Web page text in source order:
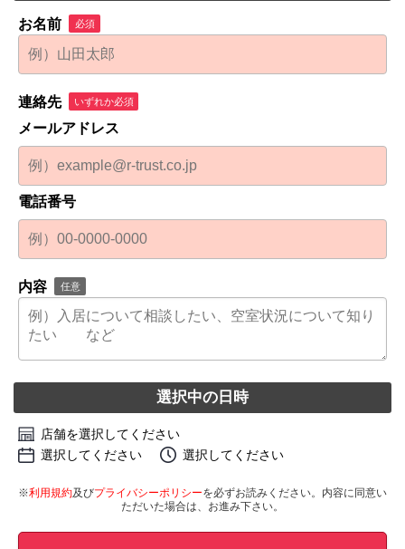
お名前 必須
連絡先 いずれか必須
メールアドレス
電話番号
内容 任意
選択中の日時
店舗を選択してください
選択してください
選択してください
※利用規約及びプライバシーポリシーを必ずお読みください。内容に同意い
ただいた場合は、お進み下さい。